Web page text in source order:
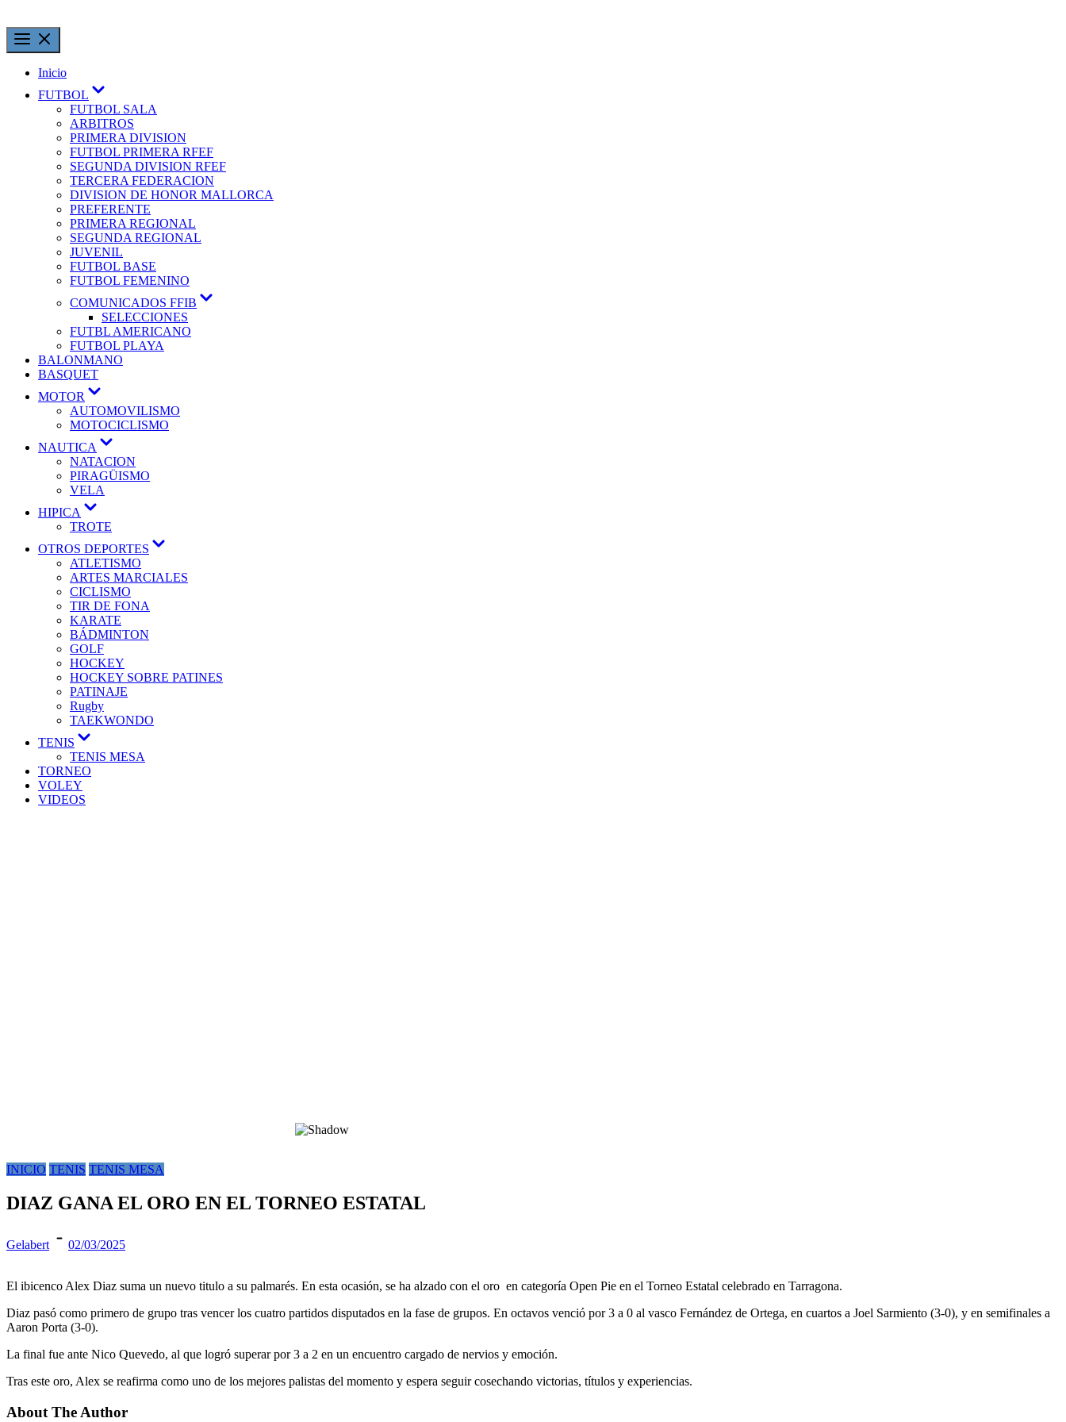
Inicio
FUTBOL
FUTBOL SALA
ARBITROS
PRIMERA DIVISION
FUTBOL PRIMERA RFEF
SEGUNDA DIVISION RFEF
TERCERA FEDERACION
DIVISION DE HONOR MALLORCA
PREFERENTE
PRIMERA REGIONAL
SEGUNDA REGIONAL
JUVENIL
FUTBOL BASE
FUTBOL FEMENINO
COMUNICADOS FFIB
SELECCIONES
FUTBL AMERICANO
FUTBOL PLAYA
BALONMANO
BASQUET
MOTOR
AUTOMOVILISMO
MOTOCICLISMO
NAUTICA
NATACION
PIRAGÜISMO
VELA
HIPICA
TROTE
OTROS DEPORTES
ATLETISMO
ARTES MARCIALES
CICLISMO
TIR DE FONA
KARATE
BÁDMINTON
GOLF
HOCKEY
HOCKEY SOBRE PATINES
PATINAJE
Rugby
TAEKWONDO
TENIS
TENIS MESA
TORNEO
VOLEY
VIDEOS
INICIO TENIS TENIS MESA
DIAZ GANA EL ORO EN EL TORNEO ESTATAL
Gelabert 02/03/2025
El ibicenco Alex Diaz suma un nuevo titulo a su palmarés. En esta ocasión, se ha alzado con el oro en categoría Open Pie en el Torneo Estatal celebrado en Tarragona.
Diaz pasó como primero de grupo tras vencer los cuatro partidos disputados en la fase de grupos. En octavos venció por 3 a 0 al vasco Fernández de Ortega, en cuartos a Joel Sarmiento (3-0), y en semifinales a
Aaron Porta (3-0).
La final fue ante Nico Quevedo, al que logró superar por 3 a 2 en un encuentro cargado de nervios y emoción.
Tras este oro, Alex se reafirma como uno de los mejores palistas del momento y espera seguir cosechando victorias, títulos y experiencias.
About The Author